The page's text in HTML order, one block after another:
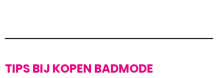
TIPS BIJ KOPEN BADMODE